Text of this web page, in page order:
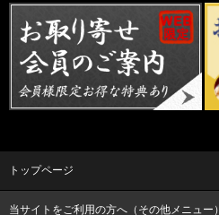
トップページ
当サイトをご利用の方へ（その他メニュー）